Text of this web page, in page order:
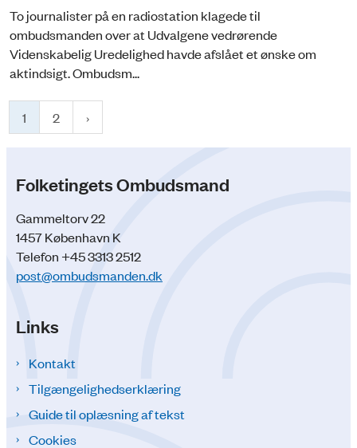
To journalister på en radiostation klagede til
ombudsmanden over at Udvalgene vedrørende
Videnskabelig Uredelighed havde afslået et ønske om
aktindsigt. Ombudsm...
1 2
Folketingets Ombudsmand
Gammeltorv 22
1457 København K
Telefon +45 3313 2512
post@ombudsmanden.dk
Links
Kontakt
Tilgængelighedserklæring
Guide til oplæsning af tekst
Cookies